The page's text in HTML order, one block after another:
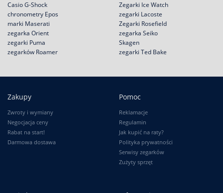
Casio G-Shock
chronometry Epos
Zegarki Ice Watch
zegarki Lacoste
marki Maserati
zegarka Orient
zegarki Puma
zegarków Roamer
Zegarki Rosefield
zegarka Seiko
Skagen
zegarki Ted Bake
Zakupy
Zwroty i wymiany
Negocjacja ceny
Rabat na start!
Darmowa dostawa
Pomoc
Reklamacje
Regulamin
Jak kupić na raty?
Polityka prywatności
Serwisy zegarków
Zużyty sprzęt